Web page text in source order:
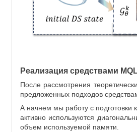
Реализация средствами
После рассмотрения
предложенных подходов
А начнем мы работу с
активно используются
объем используемой памяти.